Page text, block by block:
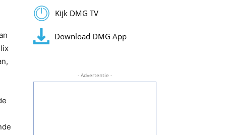
Kijk DMG TV
Download DMG App
- Advertentie -